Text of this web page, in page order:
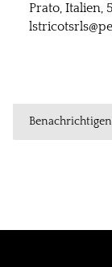
Prato, Italien,